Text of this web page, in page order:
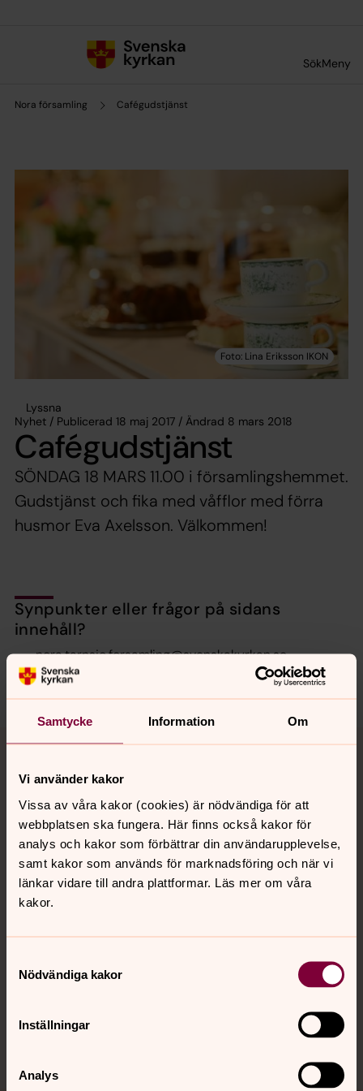
Samtycke Information Om
Vi använder kakor
Vissa av våra kakor (cookies) är nödvändiga för att
webbplatsen ska fungera. Här finns också kakor för
analys och kakor som förbättrar din användarupplevelse,
samt kakor som används för marknadsföring och när vi
länkar vidare till andra plattformar. Läs mer om våra
kakor.
Nödvändiga kakor
Inställningar
Analys
SökMeny
Nora församling Cafégudstjänst
Lyssna
Nyhet / Publicerad 18 maj 2017 / Ändrad 8 mars 2018
Cafégudstjänst
SÖNDAG 18 MARS 11.00 i församlingshemmet.
Gudstjänst och fika med våfflor med förra
husmor Eva Axelsson. Välkommen!
Synpunkter eller frågor på sidans
innehåll?
nora.tarnsjo.forsamling@svenskakyrkan.se
Dela
Tillbaka till toppen
Tillbaka till innehållet
Kontakt
Kalender
Hitta snabbt